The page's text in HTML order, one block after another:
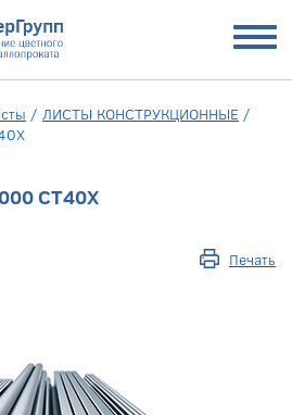
/ ЛИСТЫ КОНСТРУКЦИОННЫЕ /
СТ40Х
Печать